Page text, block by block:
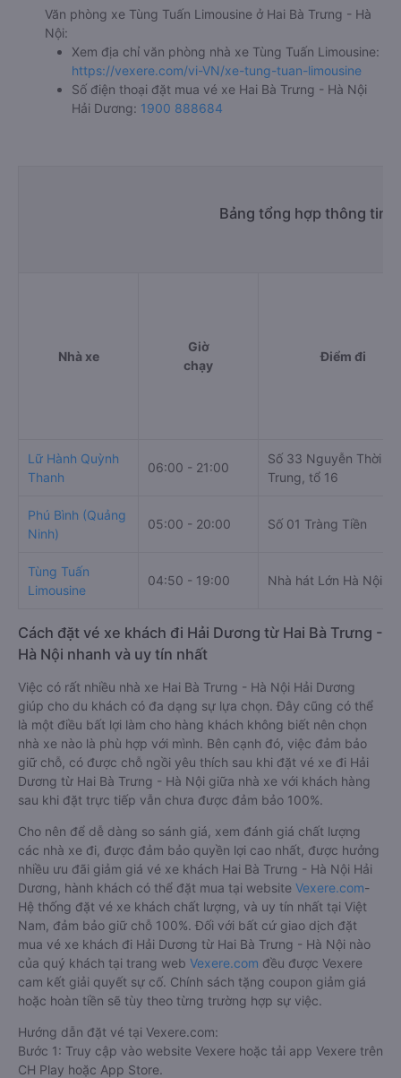
Văn phòng xe Tùng Tuấn Limousine ở Hai Bà Trưng - Hà
Nội:
Xem địa chỉ văn phòng nhà xe Tùng Tuấn Limousine:
https://vexere.com/vi-VN/xe-tung-tuan-limousine
Số điện thoại đặt mua vé xe Hai Bà Trưng - Hà Nội
Hải Dương: 1900 888684
Bảng tổng hợp thông tin
Nhà xe
Giờ
chạy
Điểm đi
Lữ Hành Quỳnh
Thanh
06:00 - 21:00
Số 33 Nguyễn Thời
Trung, tổ 16
Phú Bình (Quảng
Ninh)
05:00 - 20:00 Số 01 Tràng Tiền
Tùng Tuấn
Limousine
04:50 - 19:00 Nhà hát Lớn Hà Nội
Cách đặt vé xe khách đi Hải Dương từ Hai Bà Trưng -
Hà Nội nhanh và uy tín nhất
Việc có rất nhiều nhà xe Hai Bà Trưng - Hà Nội Hải Dương
giúp cho du khách có đa dạng sự lựa chọn. Đây cũng có thể
là một điều bất lợi làm cho hàng khách không biết nên chọn
nhà xe nào là phù hợp với mình. Bên cạnh đó, việc đảm bảo
giữ chỗ, có được chỗ ngồi yêu thích sau khi đặt vé xe đi Hải
Dương từ Hai Bà Trưng - Hà Nội giữa nhà xe với khách hàng
sau khi đặt trực tiếp vẫn chưa được đảm bảo 100%.
Cho nên để dễ dàng so sánh giá, xem đánh giá chất lượng
các nhà xe đi, được đảm bảo quyền lợi cao nhất, được hưởng
nhiều ưu đãi giảm giá vé xe khách Hai Bà Trưng - Hà Nội Hải
Dương, hành khách có thể đặt mua tại website Vexere.com-
Hệ thống đặt vé xe khách chất lượng, và uy tín nhất tại Việt
Nam, đảm bảo giữ chỗ 100%. Đối với bất cứ giao dịch đặt
mua vé xe khách đi Hải Dương từ Hai Bà Trưng - Hà Nội nào
của quý khách tại trang web Vexere.com đều được Vexere
cam kết giải quyết sự cố. Chính sách tặng coupon giảm giá
hoặc hoàn tiền sẽ tùy theo từng trường hợp sự việc.
Hướng dẫn đặt vé tại Vexere.com:
Bước 1: Truy cập vào website Vexere hoặc tải app Vexere trên
CH Play hoặc App Store.